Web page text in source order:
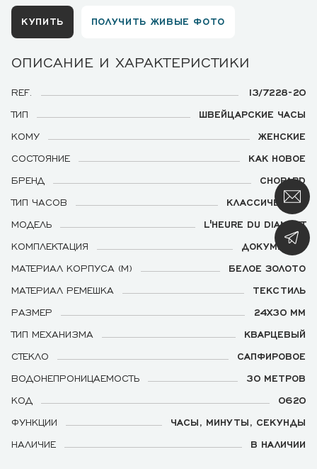
КУПИТЬ ПОЛУЧИТЬ ЖИВЫЕ ФОТО
ОПИСАНИЕ И ХАРАКТЕРИСТИКИ
REF.
13/7228-20
ТИП
ШВЕЙЦАРСКИЕ ЧАСЫ
КОМУ
ЖЕНСКИЕ
СОСТОЯНИЕ
КАК НОВОЕ
БРЕНД
CHOPARD
ТИП ЧАСОВ
КЛАССИЧЕСКИЕ
МОДЕЛЬ
L'HEURE DU DIAMANT
КОМПЛЕКТАЦИЯ
ДОКУМЕНТЫ
МАТЕРИАЛ КОРПУСА (М)
БЕЛОЕ ЗОЛОТО
МАТЕРИАЛ РЕМЕШКА
ТЕКСТИЛЬ
РАЗМЕР
24Х30 ММ
ТИП МЕХАНИЗМА
КВАРЦЕВЫЙ
СТЕКЛО
САПФИРОВОЕ
ВОДОНЕПРОНИЦАЕМОСТЬ
30 МЕТРОВ
КОД
0620
ФУНКЦИИ
ЧАСЫ, МИНУТЫ, СЕКУНДЫ
НАЛИЧИЕ
В НАЛИЧИИ